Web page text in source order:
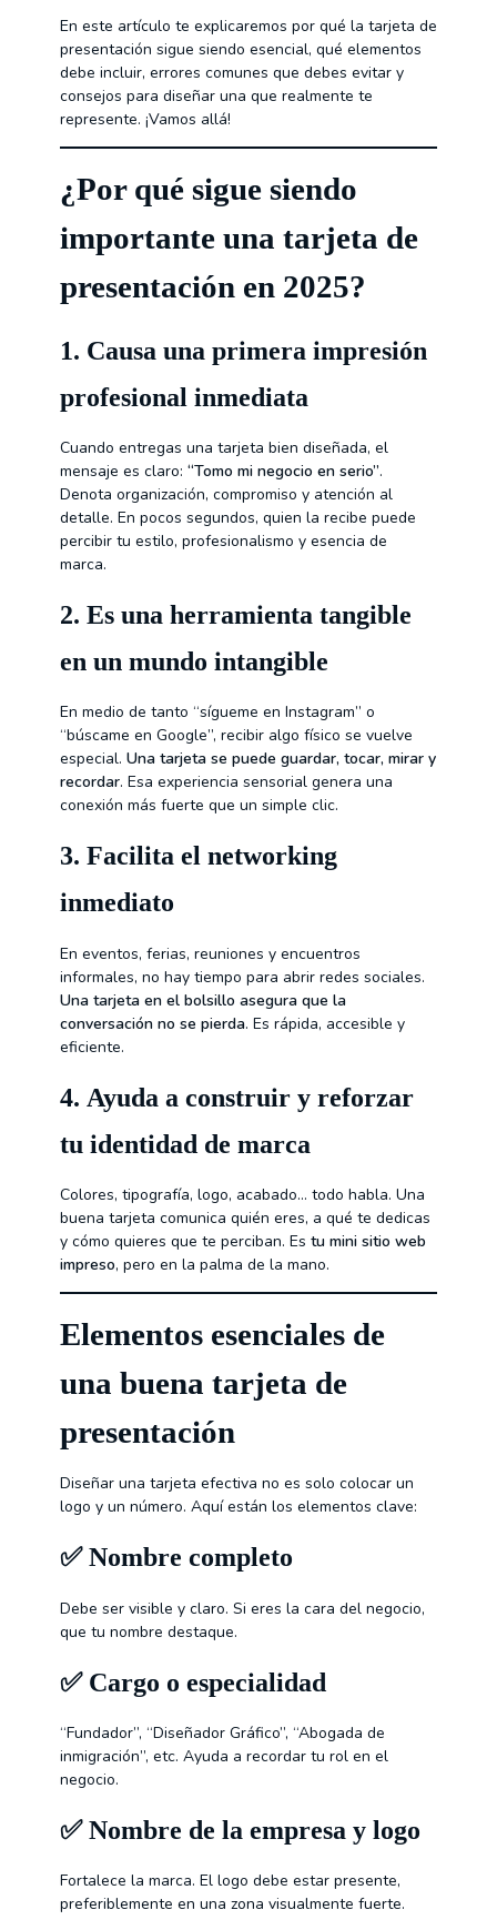
En este artículo te explicaremos por qué la tarjeta de
presentación sigue siendo esencial, qué elementos
debe incluir, errores comunes que debes evitar y
consejos para diseñar una que realmente te
represente. ¡Vamos allá!
¿Por qué sigue siendo
importante una tarjeta de
presentación en 2025?
1. Causa una primera impresión
profesional inmediata
Cuando entregas una tarjeta bien diseñada, el
mensaje es claro: “Tomo mi negocio en serio”.
Denota organización, compromiso y atención al
detalle. En pocos segundos, quien la recibe puede
percibir tu estilo, profesionalismo y esencia de
marca.
2. Es una herramienta tangible
en un mundo intangible
En medio de tanto “sígueme en Instagram” o
“búscame en Google”, recibir algo físico se vuelve
especial. Una tarjeta se puede guardar, tocar, mirar y
recordar. Esa experiencia sensorial genera una
conexión más fuerte que un simple clic.
3. Facilita el networking
inmediato
En eventos, ferias, reuniones y encuentros
informales, no hay tiempo para abrir redes sociales.
Una tarjeta en el bolsillo asegura que la
conversación no se pierda. Es rápida, accesible y
eficiente.
4. Ayuda a construir y reforzar
tu identidad de marca
Colores, tipografía, logo, acabado… todo habla. Una
buena tarjeta comunica quién eres, a qué te dedicas
y cómo quieres que te perciban. Es tu mini sitio web
impreso, pero en la palma de la mano.
Elementos esenciales de
una buena tarjeta de
presentación
Diseñar una tarjeta efectiva no es solo colocar un
logo y un número. Aquí están los elementos clave:
✅Nombre completo
Debe ser visible y claro. Si eres la cara del negocio,
que tu nombre destaque.
✅ Cargo o especialidad
“Fundador”, “Diseñador Gráfico”, “Abogada de
inmigración”, etc. Ayuda a recordar tu rol en el
negocio.
✅Nombre de la empresa y logo
Fortalece la marca. El logo debe estar presente,
preferiblemente en una zona visualmente fuerte.